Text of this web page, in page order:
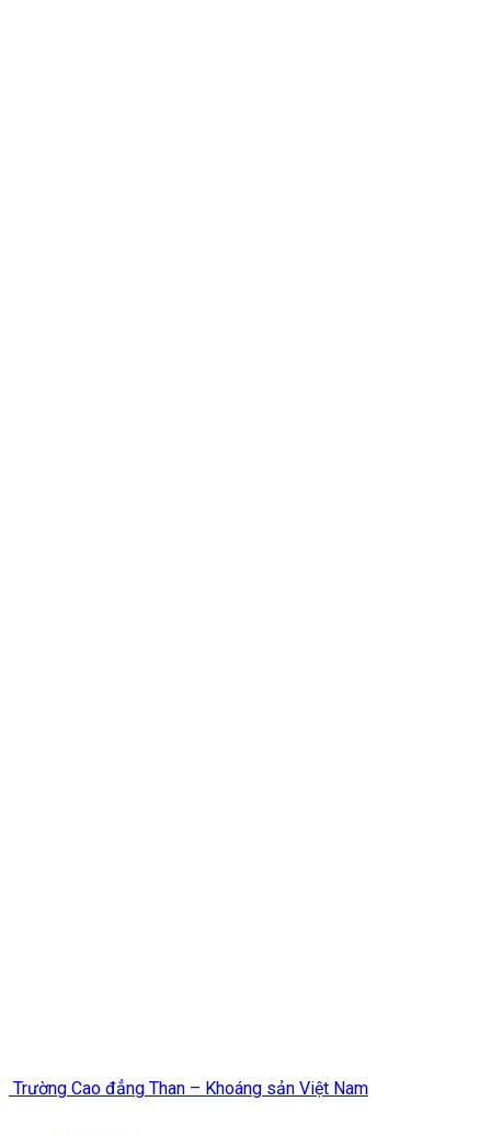
Trường Cao đẳng Than – Khoáng sản Việt Nam